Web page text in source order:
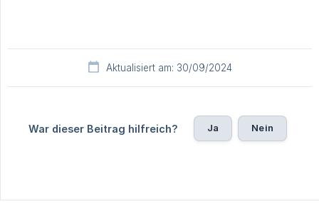
Aktualisiert am: 30/09/2024
War dieser Beitrag hilfreich? Ja Nein